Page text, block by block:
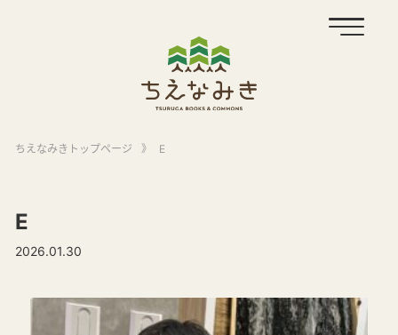
ちえなみきトップページ 》 E
E
2026.01.30